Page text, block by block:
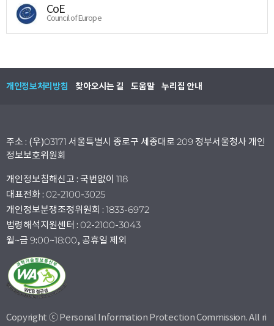
CoE
Council of Europe
개인정보처리방침 찾아오시는 길 도움말 누리집 안내
주소 : (우)03171 서울특별시 종로구 세종대로 209 정부서울청사 개인
정보보호위원회
개인정보침해신고 : 국번없이 118
대표전화 : 02-2100-3025
개인정보분쟁조정위원회 : 1833-6972
법령해석지원센터 : 02-2100-3043
월~금 9:00~18:00, 공휴일 제외
Copyright ⓒ Personal Information Protection Commission. All ri